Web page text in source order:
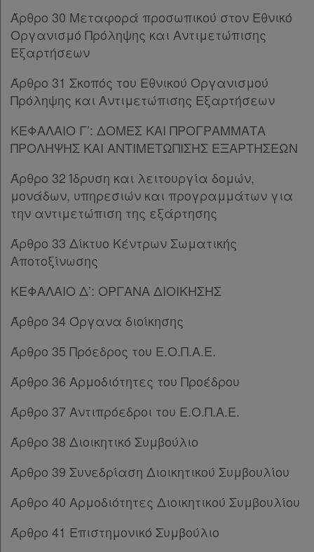
Ενεργοί
συνδρομητές
αγαπημένα
Οι
σημειώσεις
μου
Ψάχνω
και
δε
βρίσκω
Άρθρο 56
ΚΕΦΑΛΑΙΟ Β’ [-]
Άρθρο 57
Παρ.1
Παρ.2
Παρ.4
Παρ.5
Παρ.1
Παρ.2
Παρ.3
ΜΕΡΟΣ Δ’
[-]
Άρθρο 59
Άρθρο 60
Άρθρο 61
Παρ.1
Άρθρο 63 [-]
Παρ.1
Παρ.2
Παρ.3
Άρθρο 64
Άρθρο 65
Παρ.1
Παρ.2
Άρθρο 66
Παρ.1
Άρθρο 30 Μεταφορά προσωπικού στον Εθνικό
Οργανισμό Πρόληψης και Αντιμετώπισης
Εξαρτήσεων
Άρθρο 31 Σκοπός του Εθνικού Οργανισμού
Πρόληψης και Αντιμετώπισης Εξαρτήσεων
ΚΕΦΑΛΑΙΟ Γ’: ΔΟΜΕΣ ΚΑΙ ΠΡΟΓΡΑΜΜΑΤΑ
ΠΡΟΛΗΨΗΣ ΚΑΙ ΑΝΤΙΜΕΤΩΠΙΣΗΣ ΕΞΑΡΤΗΣΕΩΝ
Άρθρο 32 Ίδρυση και λειτουργία δομών,
μονάδων, υπηρεσιών και προγραμμάτων για
την αντιμετώπιση της εξάρτησης
Άρθρο 33 Δίκτυο Κέντρων Σωματικής
Αποτοξίνωσης
ΚΕΦΑΛΑΙΟ Δ’: ΟΡΓΑΝΑ ΔΙΟΙΚΗΣΗΣ
Άρθρο 34 Όργανα διοίκησης
Άρθρο 35 Πρόεδρος του Ε.Ο.Π.Α.Ε.
Άρθρο 36 Αρμοδιότητες του Προέδρου
Άρθρο 37 Αντιπρόεδροι του Ε.Ο.Π.Α.Ε.
Άρθρο 38 Διοικητικό Συμβούλιο
Άρθρο 39 Συνεδρίαση Διοικητικού Συμβουλίου
Άρθρο 40 Αρμοδιότητες Διοικητικού Συμβουλίου
Άρθρο 41 Επιστημονικό Συμβούλιο